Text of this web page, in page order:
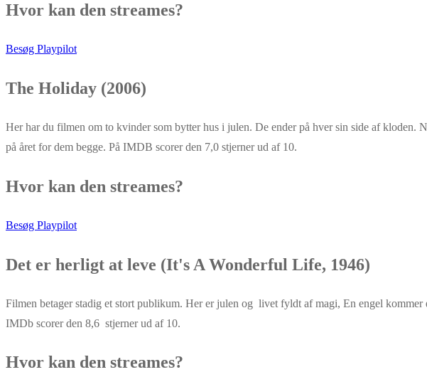
Hvor kan den streames?
Besøg Playpilot
The Holiday (2006)
Her har du filmen om to kvinder som bytter hus i julen. De ender på hver sin side af kloden.
på året for dem begge. På IMDB scorer den 7,0 stjerner ud af 10.
Hvor kan den streames?
Besøg Playpilot
Det er herligt at leve (It's A Wonderful Life, 1946)
Filmen betager stadig et stort publikum. Her er julen og livet fyldt af magi, En engel
IMDb scorer den 8,6 stjerner ud af 10.
Hvor kan den streames?